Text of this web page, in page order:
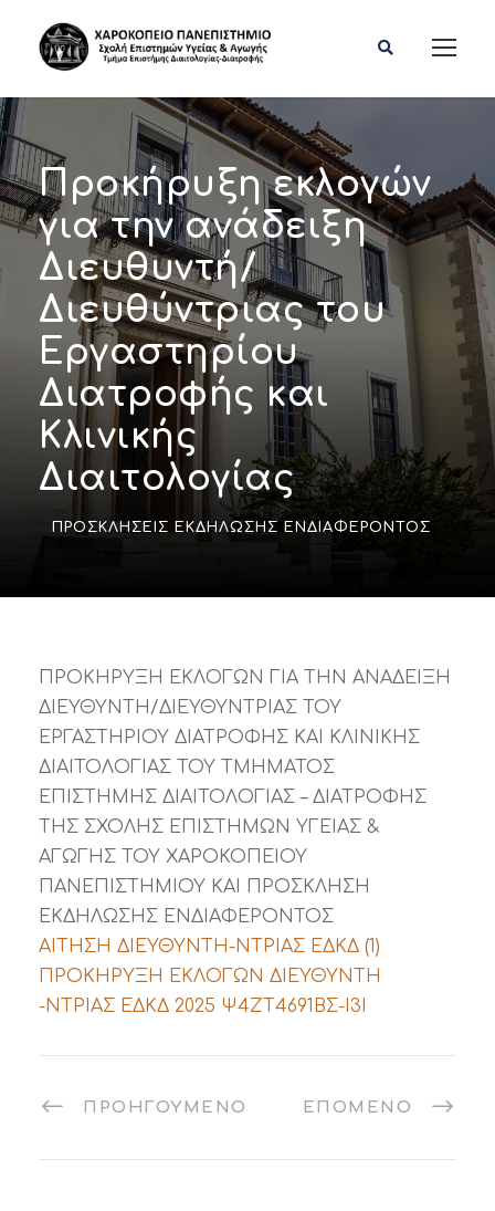
Προκήρυξη εκλογών
για την ανάδειξη
Διευθυντή/
Διευθύντριας του
Εργαστηρίου
Διατροφής και
Κλινικής
Διαιτολογίας
ΠΡΟΣΚΛΉΣΕΙΣ ΕΚΔΉΛΩΣΗΣ ΕΝΔΙΑΦΈΡΟΝΤΟΣ
ΠΡΟΚΗΡΥΞΗ ΕΚΛΟΓΩΝ ΓΙΑ ΤΗΝ ΑΝΑΔΕΙΞΗ
ΔΙΕΥΘΥΝΤΗ/ΔΙΕΥΘΥΝΤΡΙΑΣ ΤΟΥ
ΕΡΓΑΣΤΗΡΙΟΥ ΔΙΑΤΡΟΦΗΣ ΚΑΙ ΚΛΙΝΙΚΗΣ
ΔΙΑΙΤΟΛΟΓΙΑΣ ΤΟΥ ΤΜΗΜΑΤΟΣ
ΕΠΙΣΤΗΜΗΣ ΔΙΑΙΤΟΛΟΓΙΑΣ – ΔΙΑΤΡΟΦΗΣ
ΤΗΣ ΣΧΟΛΗΣ ΕΠΙΣΤΗΜΩΝ ΥΓΕΙΑΣ &
ΑΓΩΓΗΣ ΤΟΥ ΧΑΡΟΚΟΠΕΙΟΥ
ΠΑΝΕΠΙΣΤΗΜΙΟΥ ΚΑΙ ΠΡΟΣΚΛΗΣΗ
ΕΚΔΗΛΩΣΗΣ ΕΝΔΙΑΦΕΡΟΝΤΟΣ
ΑΙΤΗΣΗ ΔΙΕΥΘΥΝΤΗ-ΝΤΡΙΑΣ ΕΔΚΔ (1)
ΠΡΟΚΗΡΥΞΗ ΕΚΛΟΓΩΝ ΔΙΕΥΘΥΝΤΗ
-ΝΤΡΙΑΣ ΕΔΚΔ 2025 Ψ4ΖΤ4691ΒΣ-Ι3Ι
ΠΡΟΗΓΟΎΜΕΝΟ ΕΠΌΜΕΝΟ